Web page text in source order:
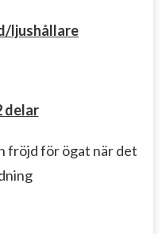
ljushållare
delar
fröjd för ögat när det